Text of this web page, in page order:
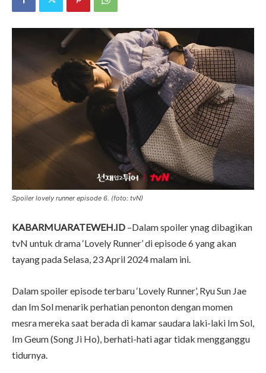
Spoiler lovely runner episode 6. (foto: tvN)
KABARMUARATEWEH.ID –Dalam spoiler ynag dibagikan
tvN untuk drama ‘Lovely Runner’ di episode 6 yang akan
tayang pada Selasa, 23 April 2024 malam ini.
Dalam spoiler episode terbaru ‘Lovely Runner’, Ryu Sun Jae
dan Im Sol menarik perhatian penonton dengan momen
mesra mereka saat berada di kamar saudara laki-laki Im Sol,
Im Geum (Song Ji Ho), berhati-hati agar tidak mengganggu
tidurnya.